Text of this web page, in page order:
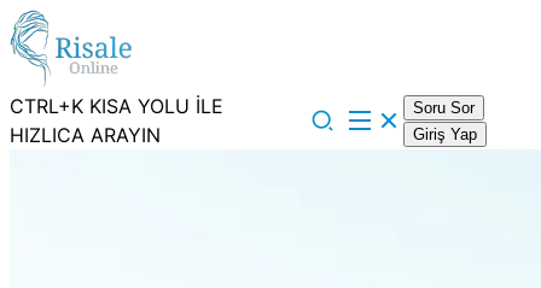
CTRL+K KISA YOLU İLE
HIZLICA ARAYIN
Soru Sor
Giriş Yap